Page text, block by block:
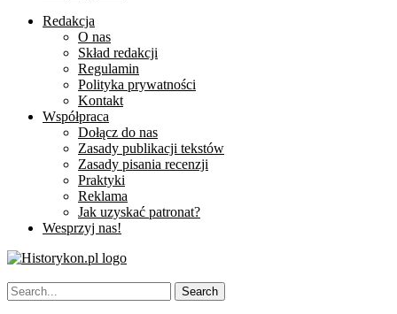
Redakcja
O nas
Skład redakcji
Regulamin
Polityka prywatności
Kontakt
Współpraca
Dołącz do nas
Zasady publikacji tekstów
Zasady pisania recenzji
Praktyki
Reklama
Jak uzyskać patronat?
Wesprzyj nas!